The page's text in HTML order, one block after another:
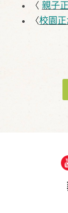
〈 親子
〈校園